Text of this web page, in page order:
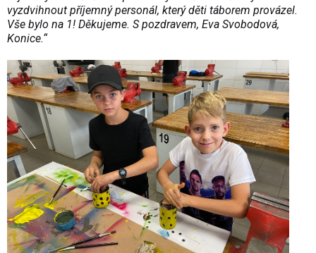
vyzdvihnout příjemný personál, který děti táborem provázel.
Vše bylo na 1! Děkujeme. S pozdravem, Eva Svobodová,
Konice.“